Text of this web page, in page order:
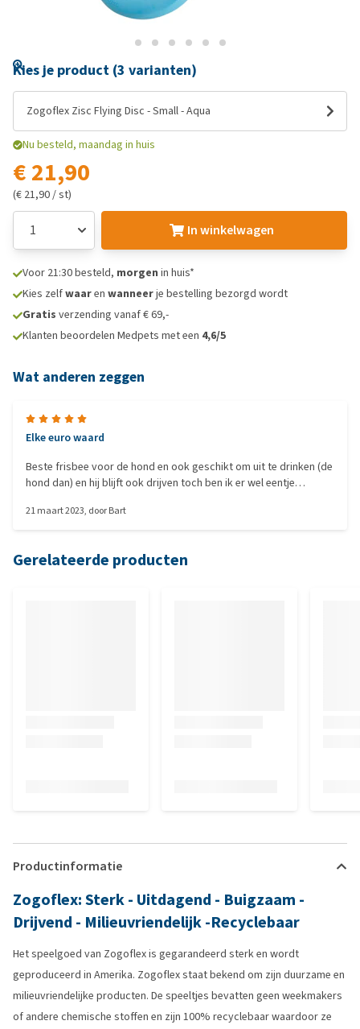
Kies je product (3 varianten)
Zogoflex Zisc Flying Disc - Small - Aqua
Nu besteld, maandag in huis
€ 21,90
(€ 21,90 / st)
In winkelwagen
Voor 21:30 besteld, morgen in huis*
Kies zelfwaaren wanneerje bestelling bezorgd wordt
Gratis verzending vanaf € 69,-
Klanten beoordelen Medpets met een 4,6/5
Wat anderen zeggen
Elke euro waard
Beste frisbee voor de hond en ook geschikt om uit te drinken (de
hond dan) en hij blijft ook drijven toch ben ik er wel eentje
21 maart 2023, doorBart
Gerelateerde producten
Productinformatie
Zogoflex: Sterk - Uitdagend - Buigzaam -
Drijvend - Milieuvriendelijk -Recyclebaar
Het speelgoed van Zogoflex is gegarandeerd sterk en wordt
geproduceerd in Amerika. Zogoflex staat bekend om zijn duurzame en
milieuvriendelijke producten. De speeltjes bevatten geen weekmakers
of andere chemische stoffen en zijn 100% recyclebaar waardoor ze